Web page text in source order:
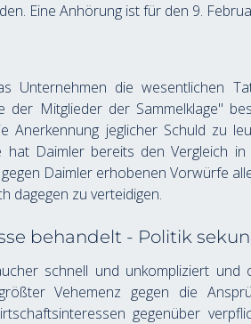
Eine Anhörung ist für den 9.
Unternehmen die wesentlichen
Mitglieder der Sammelklage"
Anerkennung jeglicher Schuld zu
Daimler bereits den Vergleich
Daimler erhobenen Vorwürfe
dagegen zu verteidigen.
behandelt - Politik
schnell und unkompliziert und
Vehemenz gegen die
gegenüber